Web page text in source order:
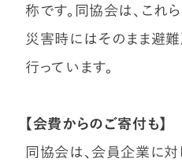
称です。同協会は、これ
災害時にはそのまま避難
行っています。
【会費からのご寄付も】
同協会は、会員企業に対